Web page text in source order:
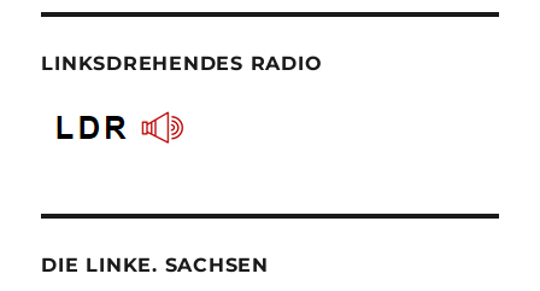
LINKSDREHENDES RADIO
DIE LINKE. SACHSEN